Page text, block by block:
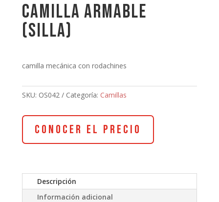
CAMILLA ARMABLE
(SILLA)
camilla mecánica con rodachines
SKU: OS042 Categoría: Camillas
Conocer el Precio
Descripción
Información adicional